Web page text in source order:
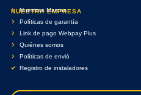
NUESTRA EMPRESA
Nuestras Marcas
Políticas de garantía
Link de pago Webpay Plus
Quiénes somos
Políticas de envió
Registro de instaladores